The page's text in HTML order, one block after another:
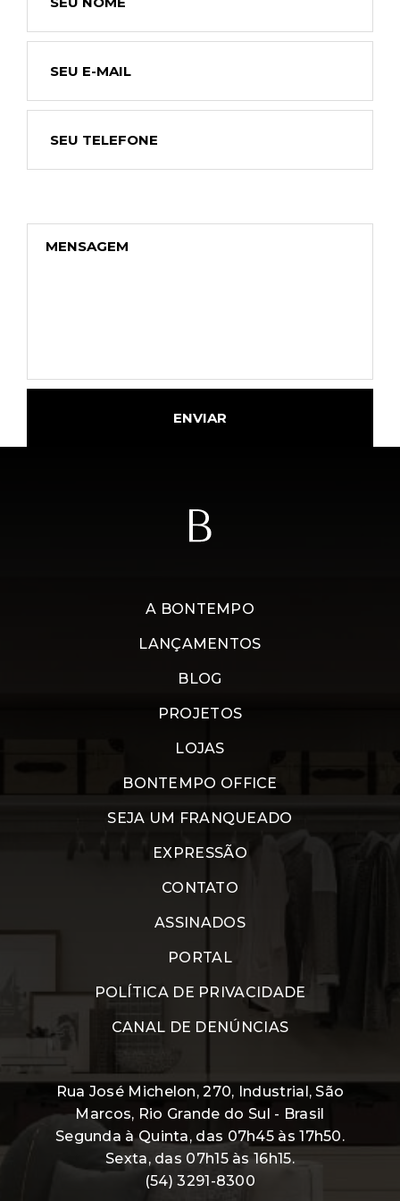
ENVIAR
A BONTEMPO
LANÇAMENTOS
BLOG
PROJETOS
LOJAS
BONTEMPO OFFICE
SEJA UM FRANQUEADO
EXPRESSÃO
CONTATO
ASSINADOS
PORTAL
POLÍTICA DE PRIVACIDADE
CANAL DE DENÚNCIAS
Rua José Michelon, 270, Industrial, São
Marcos, Rio Grande do Sul - Brasil
Segunda à Quinta, das 07h45 às 17h50.
Sexta, das 07h15 às 16h15.
(54) 3291-8300